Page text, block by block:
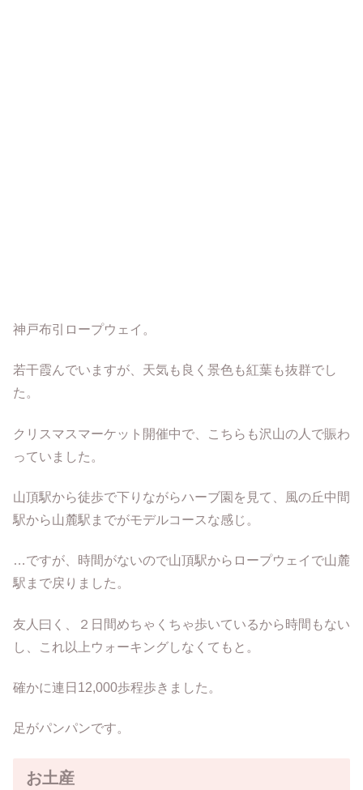
神戸布引ロープウェイ。
若干霞んでいますが、天気も良く景色も紅葉も抜群でし
た。
クリスマスマーケット開催中で、こちらも沢山の人で賑わ
っていました。
山頂駅から徒歩で下りながらハーブ園を見て、風の丘中間
駅から山麓駅までがモデルコースな感じ。
…ですが、時間がないので山頂駅からロープウェイで山麓
駅まで戻りました。
友人曰く、２日間めちゃくちゃ歩いているから時間もない
し、これ以上ウォーキングしなくてもと。
確かに連日12,000歩程歩きました。
足がパンパンです。
お土産